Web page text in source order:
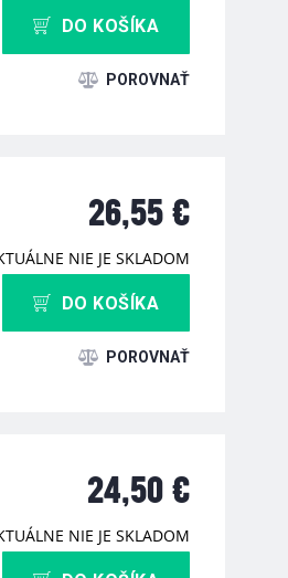
DO KOŠÍKA
26,55 €
NIE JE SKLADOM
DO KOŠÍKA
24,50 €
NIE JE SKLADOM